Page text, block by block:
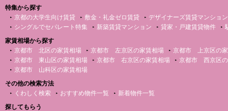
特集から探す
京都の大学生向け賃貸
敷金・礼金ゼロ賃貸
デザイナーズ賃貸マンション
シングルでセパレート特集
新築賃貸マンション 貸家・戸建賃貸物件
家賃相場から探す
京都市 北区の家賃相場
京都市 左京区の家賃相場
京都市 上京区の
京都市 東山区の家賃相場
京都市 右京区の家賃相場
京都市 西京区
京都市 山科区の家賃相場
その他の検索方法
くわしく検索
おすすめ物件一覧
新着物件一覧
探してもらう